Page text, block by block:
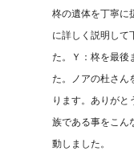
柊の遺体を丁寧に
に詳しく説明して
た。Ｙ：柊を最後
た。ノアの杜さん
ります。ありがと
族である事をこん
動しました。